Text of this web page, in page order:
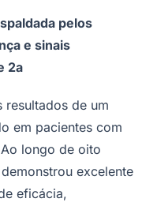
pelos
e sinais
2a
resultados de um
em pacientes com
longo de oito
excelente
eficácia,